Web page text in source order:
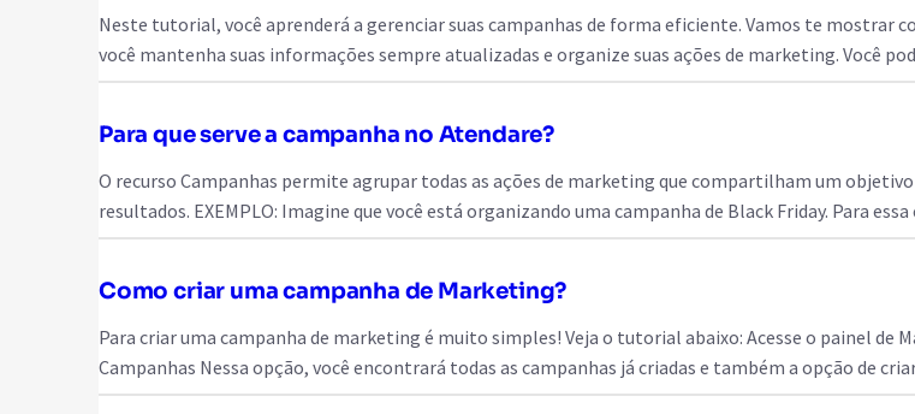
Neste tutorial, você aprenderá a gerenciar suas campanhas de forma eficiente. Vamos te
você mantenha suas informações sempre atualizadas e organize suas ações de marketing. Você
Para que serve a campanha no Atendare?
O recurso Campanhas permite agrupar todas as ações de marketing que compartilham um
resultados. EXEMPLO: Imagine que você está organizando uma campanha de Black Friday. Para
Como criar uma campanha de Marketing?
Para criar uma campanha de marketing é muito simples! Veja o tutorial abaixo: Acesse o painel de
Campanhas Nessa opção, você encontrará todas as campanhas já criadas e também a opção de